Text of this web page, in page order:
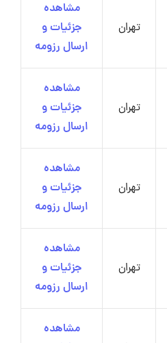
تهران
مشاهده
جزئیات و
ارسال رزومه
تهران
مشاهده
جزئیات و
ارسال رزومه
تهران
مشاهده
جزئیات و
ارسال رزومه
تهران
مشاهده
جزئیات و
ارسال رزومه
مشاهده